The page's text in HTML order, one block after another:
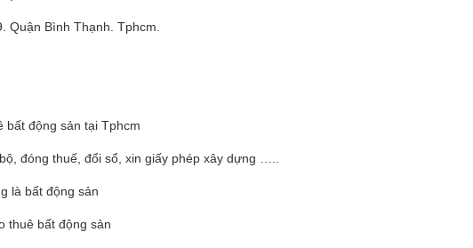
Quận Bình Thạnh. Tphcm.
bất động sản tại Tphcm
đóng thuế, đổi sổ, xin giấy phép xây dựng …..
là bất động sản
thuê bất động sản